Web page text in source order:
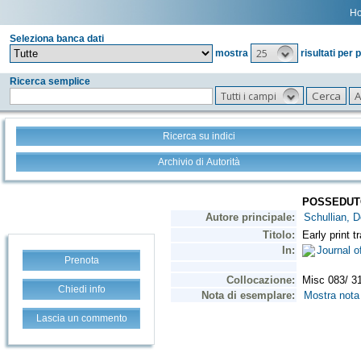
Seleziona banca dati
mostra
25 risultati per
Ricerca semplice
Tutti i campi
Ricerca su indici
Archivio di Autorità
Prenota
Chiedi info
Lascia un commento